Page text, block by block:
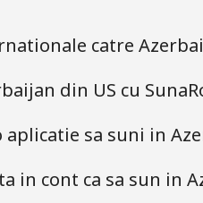
catre
din US cu
aplicatie sa suni in
in cont ca sa sun in